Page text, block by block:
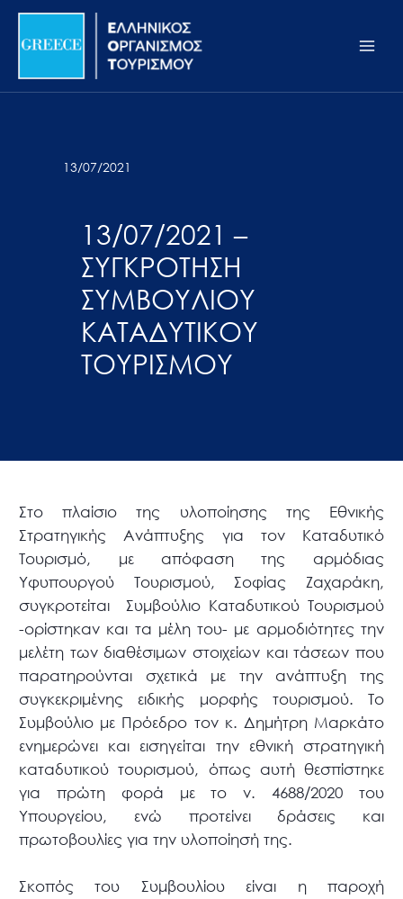
Σημείωση:
ιστότοπος
προσβασιμότητας.
Μετάβαση
περιεχόμενο
13/07/2021
13/07/2021 –
ΣΥΓΚΡΟΤΗΣΗ
ΣΥΜΒΟΥΛΙΟΥ
ΚΑΤΑΔΥΤΙΚΟΥ
ΤΟΥΡΙΣΜΟΥ
Στο πλαίσιο της υλοποίησης της Εθνικής
Στρατηγικής Ανάπτυξης για τον Καταδυτικό
Τουρισμό, με απόφαση της αρμόδιας
Υφυπουργού Τουρισμού, Σοφίας Ζαχαράκη,
συγκροτείται Συμβούλιο Καταδυτικού Τουρισμού
-ορίστηκαν και τα μέλη του- με αρμοδιότητες την
μελέτη των διαθέσιμων στοιχείων και τάσεων που
παρατηρούνται σχετικά με την ανάπτυξη της
συγκεκριμένης ειδικής μορφής τουρισμού. Το
Συμβούλιο με Πρόεδρο τον κ. Δημήτρη Μαρκάτο
ενημερώνει και εισηγείται την εθνική στρατηγική
καταδυτικού τουρισμού, όπως αυτή θεσπίστηκε
για πρώτη φορά με το ν. 4688/2020 του
Υπουργείου, ενώ προτείνει δράσεις και
πρωτοβουλίες για την υλοποίησή της.
Σκοπός του Συμβουλίου είναι η παροχή